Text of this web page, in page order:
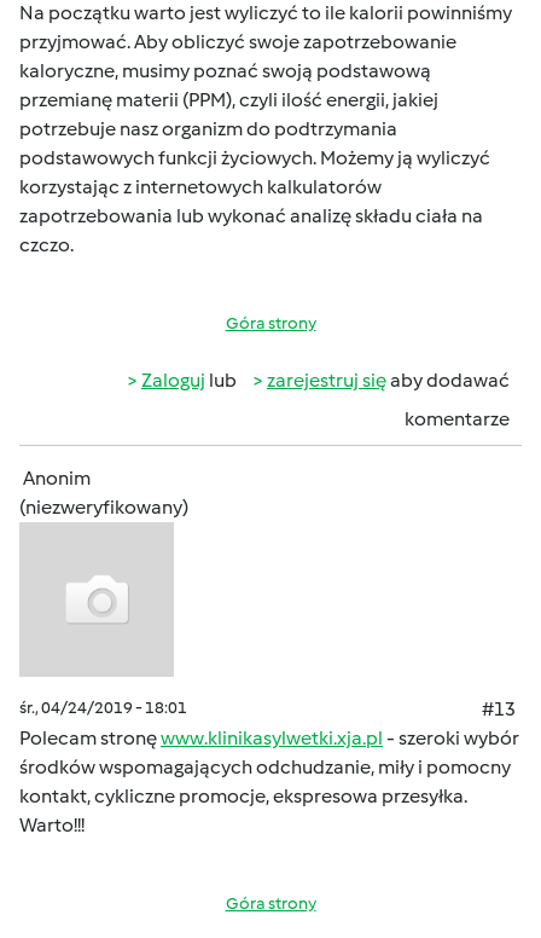
Na początku warto jest wyliczyć to ile kalorii powinniśmy
przyjmować. Aby obliczyć swoje zapotrzebowanie
kaloryczne, musimy poznać swoją podstawową
przemianę materii (PPM), czyli ilość energii, jakiej
potrzebuje nasz organizm do podtrzymania
podstawowych funkcji życiowych. Możemy ją wyliczyć
korzystając z internetowych kalkulatorów
zapotrzebowania lub wykonać analizę składu ciała na
czczo.
Góra strony
Zaloguj lub zarejestruj sięaby dodawać
komentarze
Anonim
(niezweryfikowany)
śr., 04/24/2019 - 18:01
#13
Polecam stronęwww.klinikasylwetki.xja.pl - szeroki wybór
środków wspomagających odchudzanie, miły i pomocny
kontakt, cykliczne promocje, ekspresowa przesyłka.
Warto!!!
Góra strony